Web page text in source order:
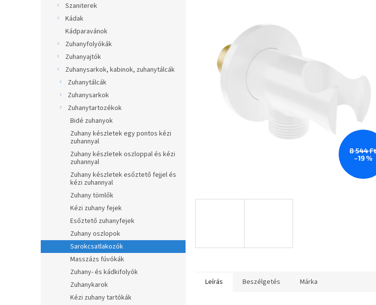
Szaniterek
Kádak
Kádparavánok
Zuhanyfolyókák
Zuhanyajtók
Zuhanysarkok, kabinok, zuhanytálcák
Zuhanytálcák
Zuhanysarkok
Zuhanytartozékok
Bidé zuhanyok
Zuhany készletek egy pontos kézi
zuhannyal
Zuhany készletek oszloppal és kézi
zuhannyal
Zuhany készletek esőztető fejjel és
kézi zuhannyal
Zuhany tömlők
Kézi zuhany fejek
Esőztető zuhanyfejek
Zuhany oszlopok
Sarokcsatlakozók
Masszázs fúvókák
Zuhany- és kádkifolyók
Zuhanykarok
Kézi zuhany tartókák
8 544 Ft
–19 %
Leírás Beszélgetés Márka